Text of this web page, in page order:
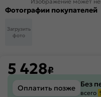
Фотографии покупателей
Загрузить
фото
5 428₽
Оплатить позже Без
всего